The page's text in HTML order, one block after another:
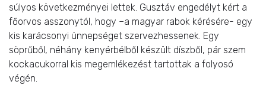
súlyos következményei lettek. Gusztáv engedélyt kért a
főorvos asszonytól, hogy –a magyar rabok kérésére- egy
kis karácsonyi ünnepséget szervezhessenek. Egy
söprűből, néhány kenyérbélből készült díszből, pár szem
kockacukorral kis megemlékezést tartottak a folyosó
végén.